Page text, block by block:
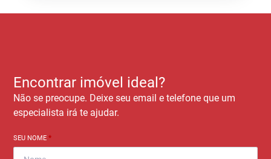
Encontrar imóvel ideal?
Não se preocupe. Deixe seu email e telefone que um
especialista irá te ajudar.
SEU NOME*